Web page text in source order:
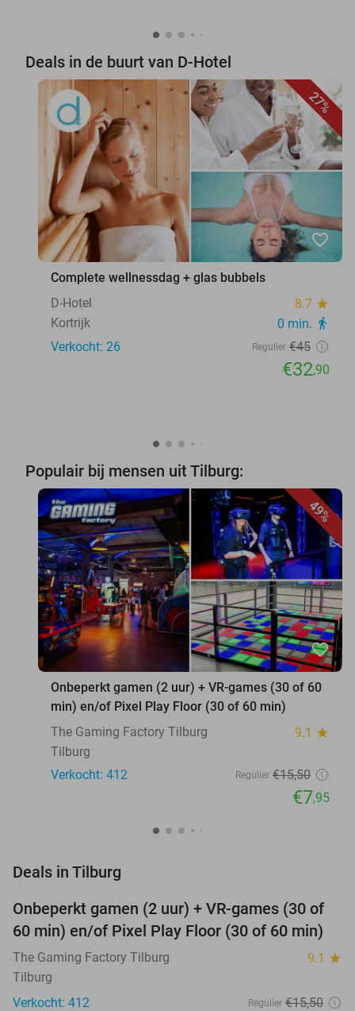
Deals in de buurt van D-Hotel
27%
favorite_border
Complete wellnessdag + glas bubbels
D-Hotel
8.7 star
Kortrijk 0 min. directions_walk
Verkocht: 26 Regulier €45
€32,90
Populair bij mensen uit Tilburg:
49%
favorite_border
Onbeperkt gamen (2 uur) + VR-games (30 of 60
min) en/of Pixel Play Floor (30 of 60 min)
The Gaming Factory Tilburg
9.1 star
Tilburg
Verkocht: 412
Regulier €15,50
€7,95
Deals in Tilburg
49%
Onbeperkt gamen (2 uur) + VR-games (30 of
60 min) en/of Pixel Play Floor (30 of 60 min)
The Gaming Factory Tilburg 9.1 star
Tilburg
Verkocht: 412
Regulier €15,50